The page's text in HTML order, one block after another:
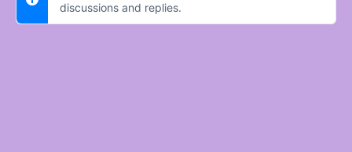
discussions and replies.